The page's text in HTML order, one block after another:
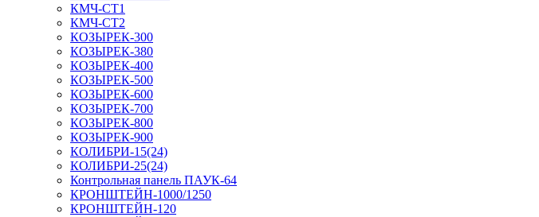
КМЧ-СТ1
КМЧ-СТ2
КОЗЫРЕК-300
КОЗЫРЕК-380
КОЗЫРЕК-400
КОЗЫРЕК-500
КОЗЫРЕК-600
КОЗЫРЕК-700
КОЗЫРЕК-800
КОЗЫРЕК-900
КОЛИБРИ-15(24)
КОЛИБРИ-25(24)
Контрольная панель ПАУК-64
КРОНШТЕЙН-1000/1250
КРОНШТЕЙН-120